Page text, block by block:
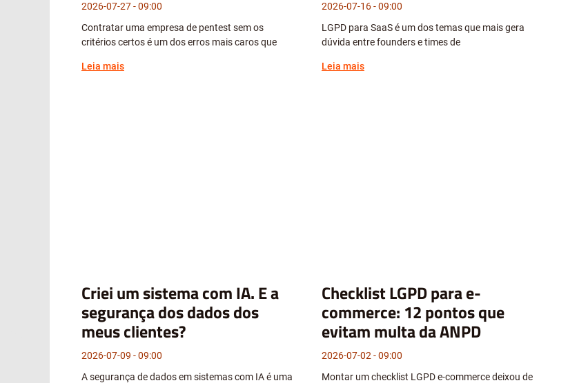
2026-07-27
09:00
Contratar uma empresa de pentest sem os
critérios certos é um dos erros mais caros que
Leia mais
2026-07-16
09:00
LGPD para SaaS é um dos temas que mais gera
dúvida entre founders e times de
Leia mais
Criei um sistema com IA. E a
segurança dos dados dos
meus clientes?
2026-07-09
09:00
A segurança de dados em sistemas com IA é uma
Checklist LGPD para e-
commerce: 12 pontos que
evitam multa da ANPD
2026-07-02
09:00
Montar um checklist LGPD e-commerce deixou de